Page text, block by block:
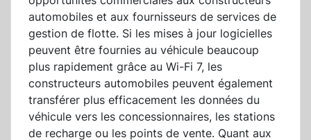
automobiles et aux fournisseurs de services de
gestion de flotte. Si les mises à jour logicielles
peuvent être fournies au véhicule beaucoup
plus rapidement grâce au Wi-Fi 7, les
constructeurs automobiles peuvent également
transférer plus efficacement les données du
véhicule vers les concessionnaires, les stations
de recharge ou les points de vente. Quant aux